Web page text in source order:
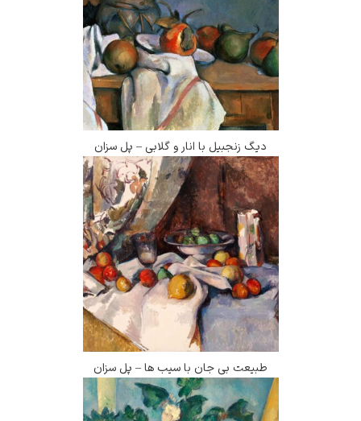
دیگ زنجبیل با انار و گلابی – پل سزان
طبیعت بی جان با سیب ها – پل سزان